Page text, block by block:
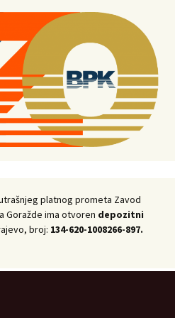
platnog prometa Zavod
Goražde ima otvoren depozitni
broj: 134-620-1008266-897.